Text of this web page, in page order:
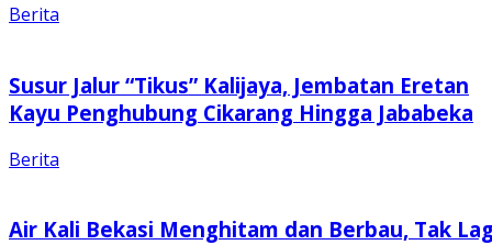
Berita
Susur Jalur “Tikus” Kalijaya, Jembatan Eretan
Kayu Penghubung Cikarang Hingga Jababeka
Berita
Air Kali Bekasi Menghitam dan Berbau, Tak